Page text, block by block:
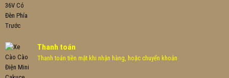
Thanh toán
Thanh toán tiền mặt khi nhận hàng, hoặc chuyển khoản